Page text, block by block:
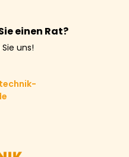
einen Rat?
uns!